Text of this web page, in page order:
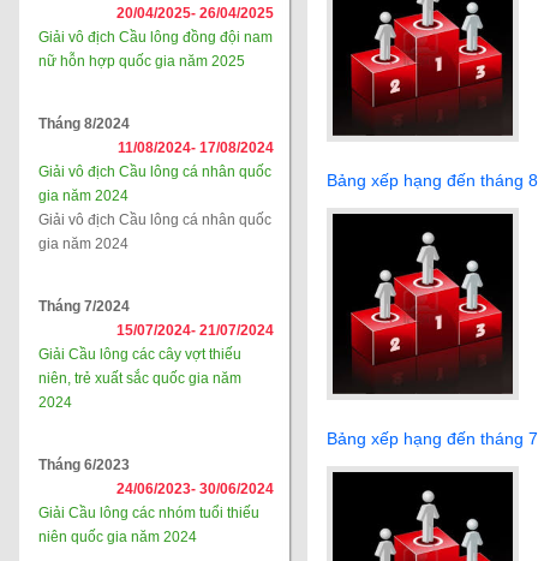
20/04/2025- 26/04/2025
Giải vô địch Cầu lông đồng đội nam
nữ hỗn hợp quốc gia năm 2025
Tháng 8/2024
11/08/2024- 17/08/2024
Giải vô địch Cầu lông cá nhân quốc
gia năm 2024
Giải vô địch Cầu lông cá nhân quốc
gia năm 2024
Tháng 7/2024
15/07/2024- 21/07/2024
Giải Cầu lông các cây vợt thiếu
niên, trẻ xuất sắc quốc gia năm
2024
Tháng 6/2023
24/06/2023- 30/06/2024
Giải Cầu lông các nhóm tuổi thiếu
niên quốc gia năm 2024
Bảng xếp hạng đến tháng
Bảng xếp hạng đến tháng